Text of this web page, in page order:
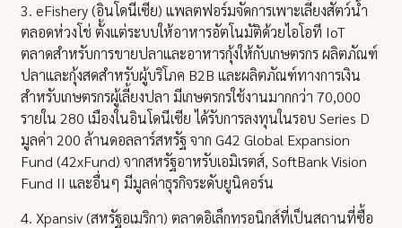
3. eFishery (อินโดนีเซีย) แพลตฟอร์มจัดการเพาะเลี้ยงสัตว์น้ำ
ตลอดห่วงโช่ ตั้งแต่ระบบให้อาหารอัตโนมัติด้วยไอโอที IoT
ตลาดสำหรับการขายปลาและอาหารกุ้งให้กับเกษตรกร ผลิตภัณฑ์
ปลาและกุ้งสดสำหรับผู้บริโภค B2B และผลิตภัณฑ์ทางการเงิน
สำหรับเกษตรกรผู้เลี้ยงปลา มีเกษตรกรใช้งานมากกว่า 70,000
รายใน 280 เมืองในอินโดนีเซีย ได้รับการลงทุนในรอบ Series D
มูลค่า 200 ล้านดอลลาร์สหรัฐ จาก G42 Global Expansion
Fund (42xFund) จากสหรัฐอาหรับเอมิเรตส์, SoftBank Vision
Fund II และอื่นๆ มีมูลค่าธุรกิจระดับยูนิคอร์น
4. Xpansiv (สหรัฐอเมริกา) ตลาดอิเล็กทรอนิกส์ที่เป็นสถานที่ซื้อ